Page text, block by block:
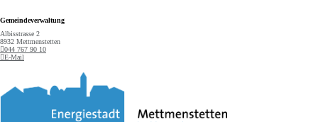
Gemeindeverwaltung
Albisstrasse 2
8932 Mettmenstetten
044 767 90 10
E-Mail